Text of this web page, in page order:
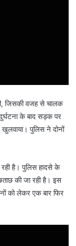
जिसकी वजह से चालक
के बाद सड़क पर
पुलिस ने दोनों
है। पुलिस हादसे के
की जा रही है। इस
को लेकर एक बार फिर